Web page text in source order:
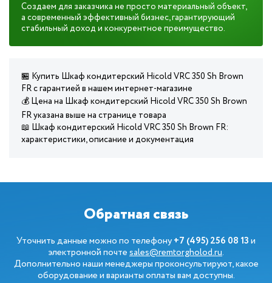
Создаем для заказчика не просто материальный объект,
а современный эффективный бизнес, гарантирующий
стабильный доход и конкурентное преимущество.
🏪 Купить Шкаф кондитерский Hicold VRC 350 Sh Brown
FR с гарантией в нашем интернет-магазине
💰 Цена на Шкаф кондитерский Hicold VRC 350 Sh Brown
FR указана выше на странице товара
📖 Шкаф кондитерский Hicold VRC 350 Sh Brown FR:
характеристики, описание и документация
Обратная связь
Уточнить данные можно по телефону+7 (495) 256 08 13и
электронной почтеsales@remtorgholod.ru.
Дополнительно наши менеджеры проконсультируют, какое
оборудование и варианты оплаты вам доступны.